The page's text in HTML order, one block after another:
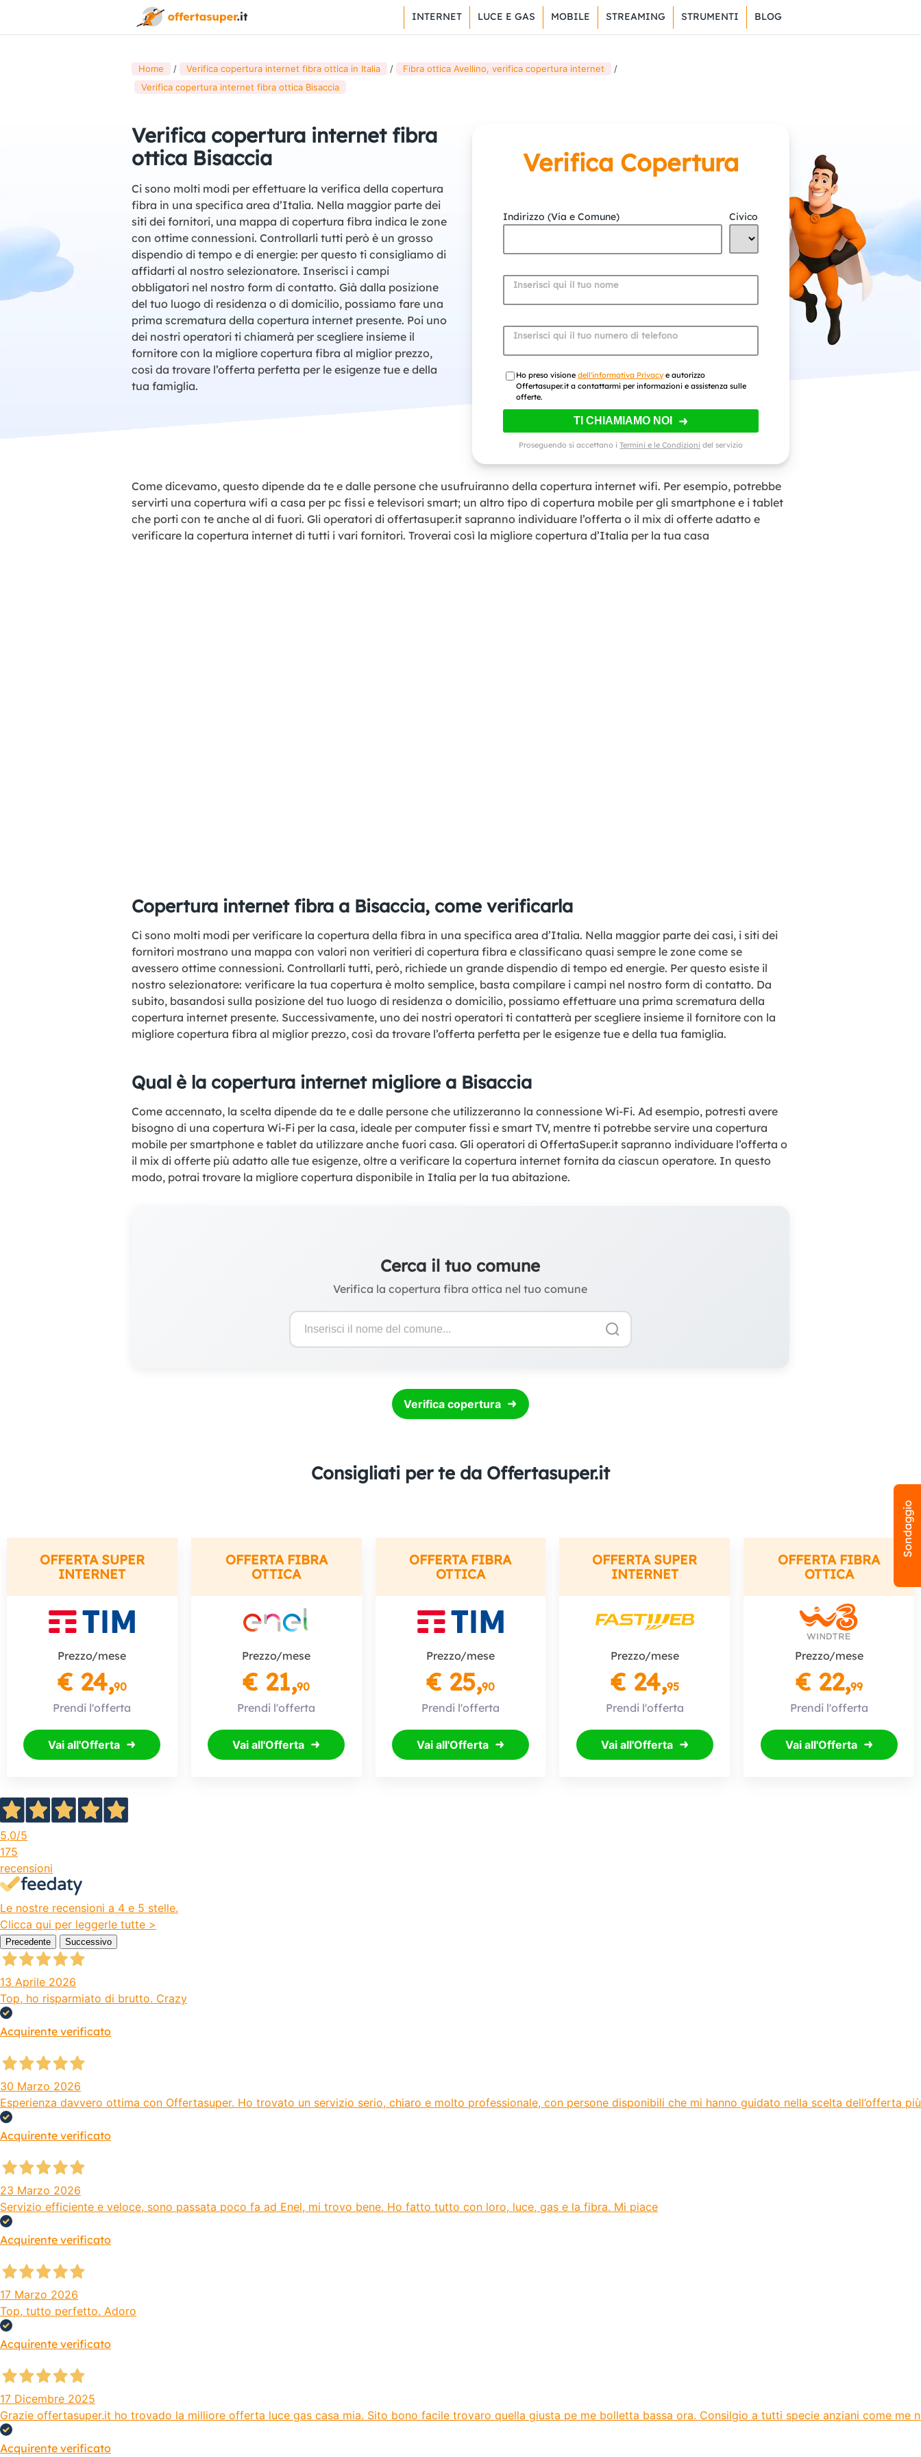
INTERNET LUCE E GAS MOBILE STREAMING STRUMENTI BLOG
Home Verifica copertura internet fibra ottica in Italia
Fibra ottica Avellino, verifica copertura internet
Verifica copertura internet fibra ottica Bisaccia
Verifica copertura internet fibra
ottica Bisaccia
Ci sono molti modi per effettuare la verifica della copertura
fibra in una specifica area d’Italia. Nella maggior parte dei
siti dei fornitori, una mappa di copertura fibra indica le zone
con ottime connessioni. Controllarli tutti però è un grosso
dispendio di tempo e di energie: per questo ti consigliamo di
affidarti al nostro selezionatore. Inserisci i campi
obbligatori nel nostro form di contatto. Già dalla posizione
del tuo luogo di residenza o di domicilio, possiamo fare una
prima scrematura della copertura internet presente. Poi uno
dei nostri operatori ti chiamerà per scegliere insieme il
fornitore con la migliore copertura fibra al miglior prezzo,
così da trovare l’offerta perfetta per le esigenze tue e della
tua famiglia.
Verifica Copertura
Indirizzo (Via e Comune) Civico
Inserisci qui il tuo nome
Inserisci qui il tuo numero di telefono
Ho preso visionedell'informativa Privacye autorizzo
Offertasuper.it a contattarmi per informazioni e assistenza sulle
offerte.
TI CHIAMIAMO NOI
Proseguendo si accettano iTermini e le Condizioni del servizio
Come dicevamo, questo dipende da te e dalle persone che usufruiranno della copertura internet wifi. Per esempio, potrebbe
servirti una copertura wifi a casa per pc fissi e televisori smart; un altro tipo di copertura mobile per gli smartphone e i tablet
che porti con te anche al di fuori. Gli operatori di offertasuper.it sapranno individuare l’offerta o il mix di offerte adatto e
verificare la copertura internet di tutti i vari fornitori. Troverai così la migliore copertura d’Italia per la tua casa
Copertura internet fibra a Bisaccia, come verificarla
Ci sono molti modi per verificare la copertura della fibra in una specifica area d’Italia. Nella maggior parte dei casi, i siti dei
fornitori mostrano una mappa con valori non veritieri di copertura fibra e classificano quasi sempre le zone come se
avessero ottime connessioni. Controllarli tutti, però, richiede un grande dispendio di tempo ed energie. Per questo esiste il
nostro selezionatore: verificare la tua copertura è molto semplice, basta compilare i campi nel nostro form di contatto. Da
subito, basandosi sulla posizione del tuo luogo di residenza o domicilio, possiamo effettuare una prima scrematura della
copertura internet presente. Successivamente, uno dei nostri operatori ti contatterà per scegliere insieme il fornitore con la
migliore copertura fibra al miglior prezzo, così da trovare l’offerta perfetta per le esigenze tue e della tua famiglia.
Qual è la copertura internet migliore a Bisaccia
Come accennato, la scelta dipende da te e dalle persone che utilizzeranno la connessione Wi-Fi. Ad esempio, potresti avere
bisogno di una copertura Wi-Fi per la casa, ideale per computer fissi e smart TV, mentre ti potrebbe servire una copertura
mobile per smartphone e tablet da utilizzare anche fuori casa. Gli operatori di OffertaSuper.it sapranno individuare l’offerta o
il mix di offerte più adatto alle tue esigenze, oltre a verificare la copertura internet fornita da ciascun operatore. In questo
modo, potrai trovare la migliore copertura disponibile in Italia per la tua abitazione.
Cerca il tuo comune
Verifica la copertura fibra ottica nel tuo comune
Verifica copertura
Consigliati per te da Offertasuper.it
OFFERTA SUPER
INTERNET
Prezzo/mese
€ 24,90
Prendi l'offerta
Vai all'Offerta
OFFERTA FIBRA
OTTICA
Prezzo/mese
€ 21,90
Prendi l'offerta
Vai all'Offerta
OFFERTA FIBRA
OTTICA
Prezzo/mese
€ 25,90
Prendi l'offerta
Vai all'Offerta
OFFERTA SUPER
INTERNET
Prezzo/mese
€ 24,95
Prendi l'offerta
Vai all'Offerta
OFFERTA FIBRA
OTTICA
Prezzo/mese
€ 22,99
Prendi l'offerta
Vai all'Offerta
Sondaggio
5,0/5
175
recensioni
Le nostre recensioni a 4 e 5 stelle.
Clicca qui per leggerle tutte >
Precedente Successivo
13 Aprile 2026
Top, ho risparmiato di brutto. Crazy
Acquirente verificato
30 Marzo 2026
Esperienza davvero ottima con Offertasuper. Ho trovato un servizio serio, chiaro e molto professionale, con persone disponibili che mi hanno guidato nella scelta
Acquirente verificato
23 Marzo 2026
Servizio efficiente e veloce, sono passata poco fa ad Enel, mi trovo bene. Ho fatto tutto con loro, luce, gas e la fibra. Mi piace
Acquirente verificato
17 Marzo 2026
Top, tutto perfetto. Adoro
Acquirente verificato
17 Dicembre 2025
Grazie offertasuper.it ho trovado la milliore offerta luce gas casa mia. Sito bono facile trovaro quella giusta pe me bolletta bassa ora. Consilgio a tutti specie anziani come me
Acquirente verificato